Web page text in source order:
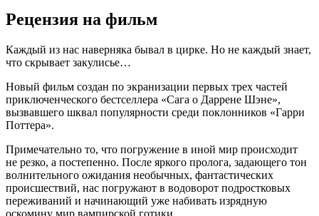
Рецензия на фильм
Каждый из нас наверняка бывал в цирке. Но не каждый знает,
что скрывает закулисье…
Новый фильм создан по экранизации первых трех частей
приключенческого бестселлера «Сага о Даррене Шэне»,
вызвавшего шквал популярности среди поклонников «Гарри
Поттера».
Примечательно то, что погружение в иной мир происходит
не резко, а постепенно. После яркого пролога, задающего тон
волнительного ожидания необычных, фантастических
происшествий, нас погружают в водоворот подростковых
переживаний и начинающий уже набивать изрядную